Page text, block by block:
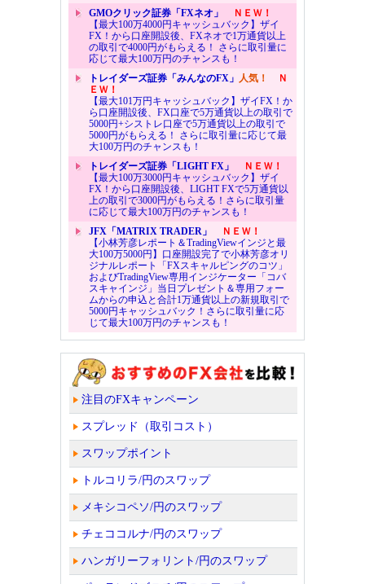
GMOクリック証券「FXネオ」
ＮＥＷ！
【最大100万4000円キャッシュバック】ザイ
FX！から口座開設後、FXネオで1万通貨以上
の取引で4000円がもらえる！ さらに取引量に
応じて最大100万円のチャンスも！
トレイダーズ証券「みんなのFX」 人気！
Ｎ
ＥＷ！
【最大101万円キャッシュバック】ザイFX！か
ら口座開設後、FX口座で5万通貨以上の取引で
5000円+シストレ口座で5万通貨以上の取引で
5000円がもらえる！ さらに取引量に応じて最
大100万円のチャンスも！
トレイダーズ証券「LIGHT FX」
ＮＥＷ！
【最大100万3000円キャッシュバック】ザイ
FX！から口座開設後、LIGHT FXで5万通貨以
上の取引で3000円がもらえる！さらに取引量
に応じて最大100万円のチャンスも！
JFX「MATRIX TRADER」
ＮＥＷ！
【小林芳彦レポート＆TradingViewインジと最
大100万5000円】口座開設完了で小林芳彦オリ
ジナルレポート「FXスキャルピングのコツ」
およびTradingView専用インジケーター「コバ
スキャインジ」当日プレゼント＆専用フォー
ムからの申込と合計1万通貨以上の新規取引で
5000円キャッシュバック！さらに取引量に応
じて最大100万円のチャンスも！
注目のFXキャンペーン
スプレッド（取引コスト）
スワップポイント
トルコリラ/円のスワップ
メキシコペソ/円のスワップ
チェココルナ/円のスワップ
ハンガリーフォリント/円のスワップ